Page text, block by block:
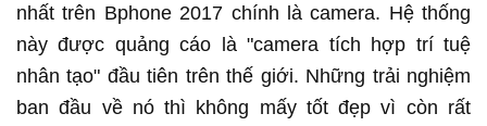
nhất trên Bphone 2017 chính là camera. Hệ thống
này được quảng cáo là "camera tích hợp trí tuệ
nhân tạo" đầu tiên trên thế giới. Những trải nghiệm
ban đầu về nó thì không mấy tốt đẹp vì còn rất